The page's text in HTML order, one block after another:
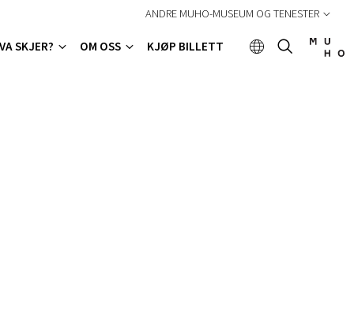
SKJER? OM OSS KJØP BILLETT
ANDRE MUHO-MUSEUM OG TENESTER